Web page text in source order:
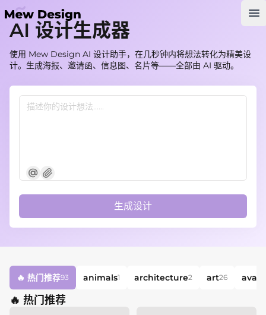
AI 设计生成器
使用 Mew Design AI 设计助手，在几秒钟内将想法转化为精美设
计。生成海报、邀请函、信息图、名片等——全部由 AI 驱动。
生成设计
🔥 热门推荐93 animals1 architecture2 art26
🔥 热门推荐